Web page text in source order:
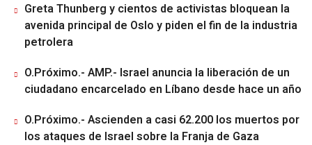
Greta Thunberg y cientos de activistas bloquean la
avenida principal de Oslo y piden el fin de la industria
petrolera
O.Próximo.- AMP.- Israel anuncia la liberación de un
ciudadano encarcelado en Líbano desde hace un año
O.Próximo.- Ascienden a casi 62.200 los muertos por
los ataques de Israel sobre la Franja de Gaza